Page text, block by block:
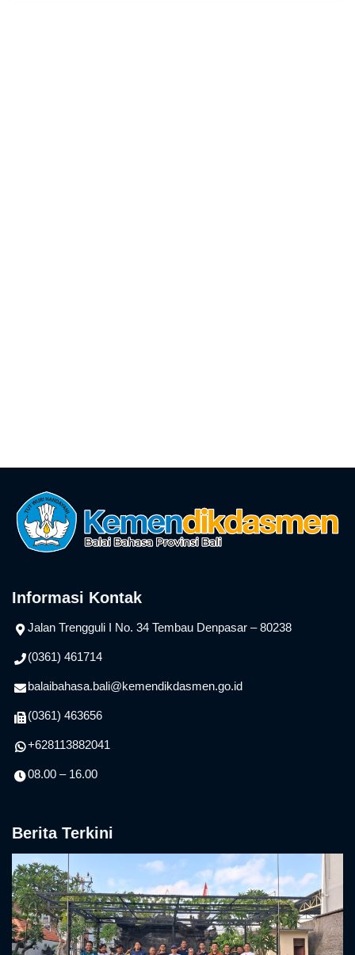
Informasi Kontak
Jalan Trengguli I No. 34 Tembau Denpasar – 80238
(0361) 461714
balaibahasa.bali@kemendikdasmen.go.id
(0361) 463656
+628113882041
08.00 – 16.00
Berita Terkini